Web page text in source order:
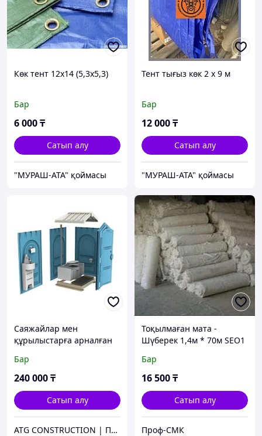
Көк тент 12х14 (5,3х5,3)
Бар
6 000₸
Сатып алу
"МУРАШ-АТА" қоймасы
Тент тығыз көк 2 х 9 м
Бар
12 000₸
Сатып алу
"МУРАШ-АТА" қоймасы
Саяжайлар мен
құрылыстарға арналған
биодәретхана (қолжуғыш
бөлек)
Бар
240 000₸
Сатып алу
ATG CONSTRUCTION | Продажа и аренда строительного оборудования, газона, биотуалетов
Тоқылмаған мата -
Шүберек 1,4м * 70м SEO1
Бар
16 500₸
Сатып алу
Проф-СМК